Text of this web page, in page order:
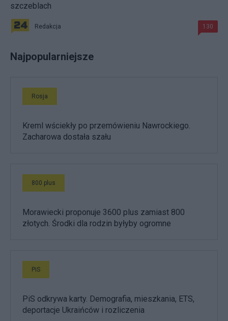
szczeblach
Redakcja 130
Najpopularniejsze
Rosja
Kreml wściekły po przemówieniu Nawrockiego.
Zacharowa dostała szału
800 plus
Morawiecki proponuje 3600 plus zamiast 800
złotych. Środki dla rodzin byłyby ogromne
PiS
PiS odkrywa karty. Demografia, mieszkania, ETS,
deportacje Ukraińców i rozliczenia